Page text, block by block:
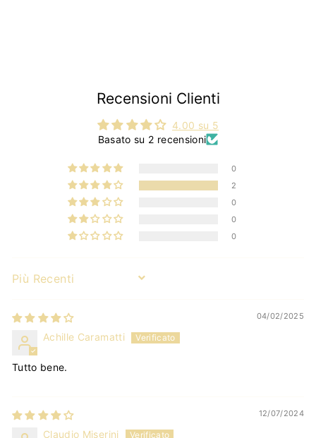
Recensioni Clienti
4.00 su 5
Basato su 2 recensioni
0
2
0
0
0
Sort by
04/02/2025
Achille Caramatti
Tutto bene.
12/07/2024
Claudio Miserini